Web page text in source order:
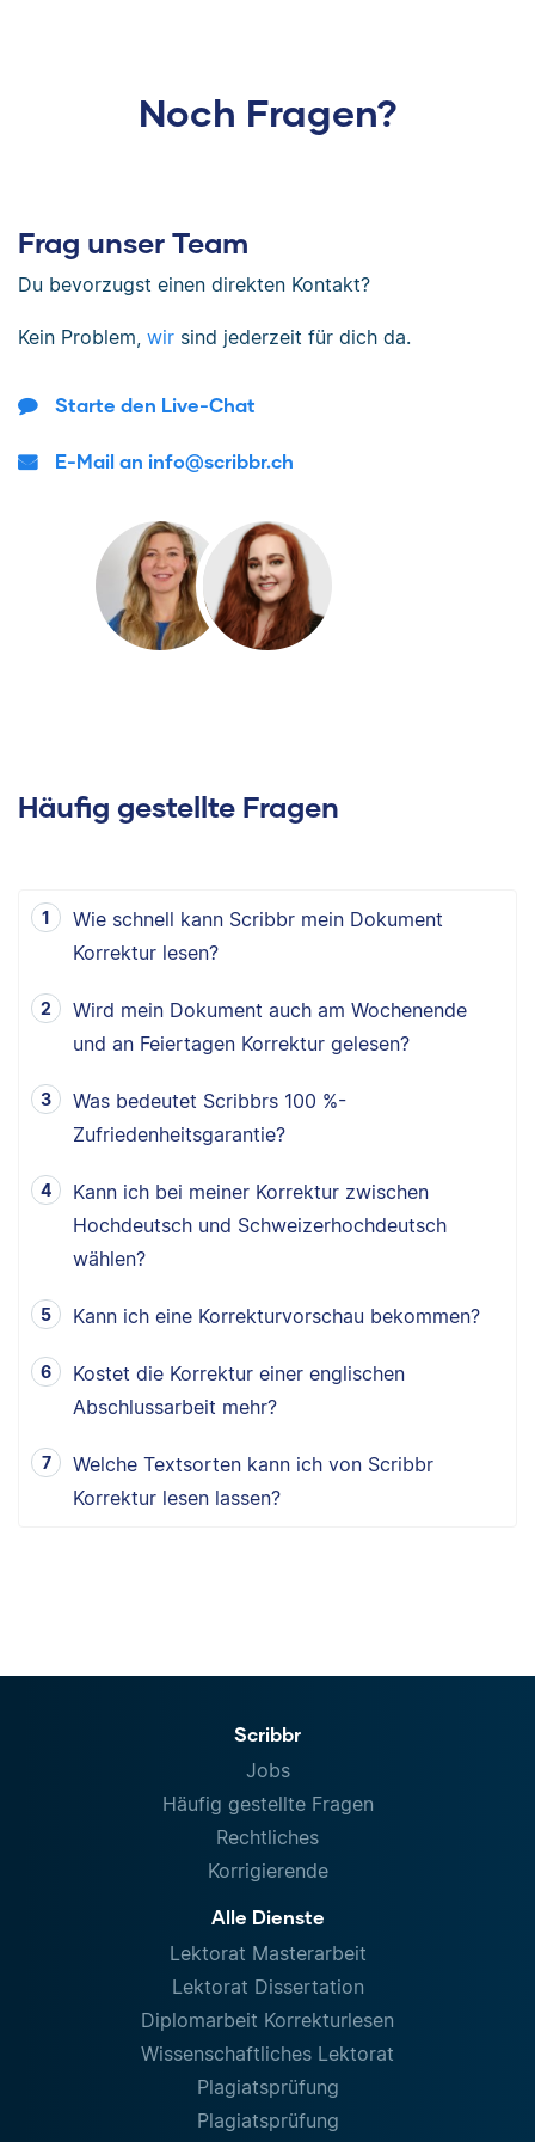
Noch Fragen?
Frag unser Team
Du bevorzugst einen direkten Kontakt?
Kein Problem, wir sind jederzeit für dich da.
Starte den Live-Chat
E-Mail an info@scribbr.ch
Häufig gestellte Fragen
Wie schnell kann Scribbr mein Dokument
Korrektur lesen?
Wird mein Dokument auch am Wochenende
und an Feiertagen Korrektur gelesen?
Was bedeutet Scribbrs 100 %-
Zufriedenheitsgarantie?
Kann ich bei meiner Korrektur zwischen
Hochdeutsch und Schweizerhochdeutsch
wählen?
Kann ich eine Korrekturvorschau bekommen?
Kostet die Korrektur einer englischen
Abschlussarbeit mehr?
Welche Textsorten kann ich von Scribbr
Korrektur lesen lassen?
Scribbr
Jobs
Häufig gestellte Fragen
Rechtliches
Korrigierende
Alle Dienste
Lektorat Masterarbeit
Lektorat Dissertation
Diplomarbeit Korrekturlesen
Wissenschaftliches Lektorat
Plagiatsprüfung
Plagiatsprüfung